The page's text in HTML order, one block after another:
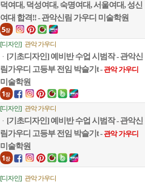
덕여대, 덕성여대, 숙명여대, 서울여대, 성신
여대 합격!! - 관악신림 가우디 미술학원
5장
[디자인] 관악 가우디
ㆍ [기초디자인] 예비반 수업 시범작 - 관악신
림가우디 고등부 전임 박슬기t - 관악 가우디
미술학원
1장
[디자인] 관악 가우디
ㆍ [기초디자인] 예비반 수업 시범작 - 관악신
림가우디 고등부 전임 박슬기t - 관악 가우디
미술학원
1장
[디자인] 관악 가우디